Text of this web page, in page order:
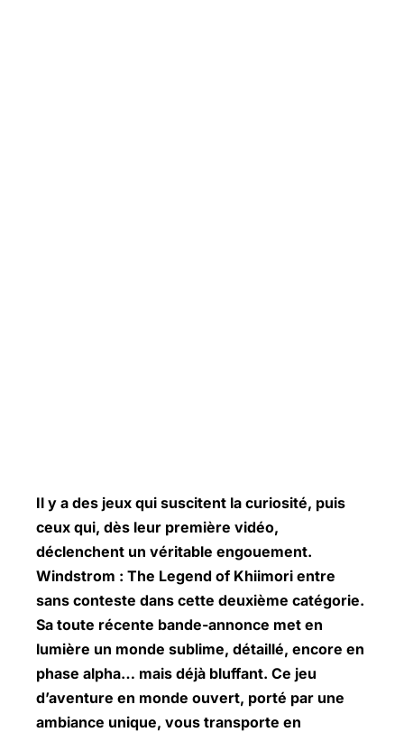
Il y a des jeux qui suscitent la curiosité, puis
ceux qui, dès leur première vidéo,
déclenchent un véritable engouement.
Windstrom : The Legend of Khiimori entre
sans conteste dans cette deuxième catégorie.
Sa toute récente bande-annonce met en
lumière un monde sublime, détaillé, encore en
phase alpha… mais déjà bluffant. Ce jeu
d’aventure en monde ouvert, porté par une
ambiance unique, vous transporte en